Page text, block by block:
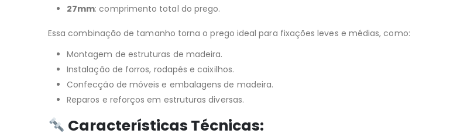
27mm: comprimento total do prego.
Essa combinação de tamanho torna o prego ideal para fixações leves e médias, como:
Montagem de estruturas de madeira.
Instalação de forros, rodapés e caixilhos.
Confecção de móveis e embalagens de madeira.
Reparos e reforços em estruturas diversas.
Características Técnicas: